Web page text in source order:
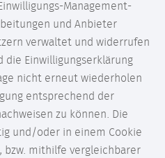
Management-
und Anbieter
verwaltet und widerrufen
die Einwilligungserklärung
nicht erneut wiederholen
entsprechend der
zu können. Die
und/oder in einem Cookie
bzw. mithilfe vergleichbarer